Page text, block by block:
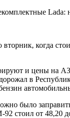
когда
и цены на
в
было
стоил от